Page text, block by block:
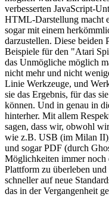
verbesserten JavaScript-
HTML-Darstellung macht
sogar mit einem
darzustellen. Diese beiden
Beispiele für den "Atari
das Unmögliche möglich
nicht mehr und nicht
Linie Werkzeuge, und
sie das Ergebnis, für das
können. Und in genau in
hinterher. Mit allem
sagen, dass wir, obwohl
wie z.B. USB (im Milan
und sogar PDF (durch
Möglichkeiten immer noch
Plattform zu überleben
schneller auf neue
das in der Vergangenheit